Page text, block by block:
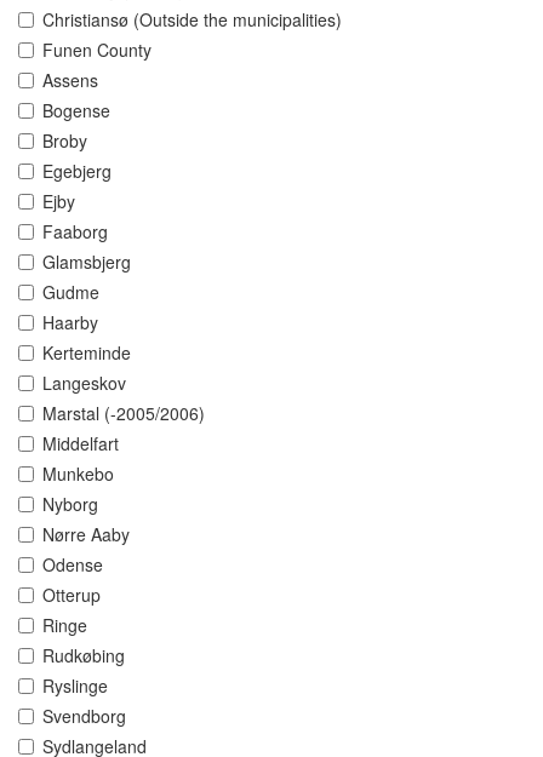
Christiansø (Outside the municipalities)
Funen County
Assens
Bogense
Broby
Egebjerg
Ejby
Faaborg
Glamsbjerg
Gudme
Haarby
Kerteminde
Langeskov
Marstal (-2005/2006)
Middelfart
Munkebo
Nyborg
Nørre Aaby
Odense
Otterup
Ringe
Rudkøbing
Ryslinge
Svendborg
Sydlangeland